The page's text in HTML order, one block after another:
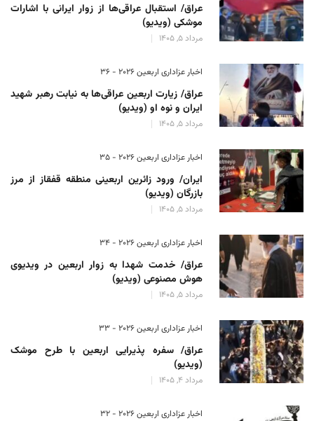
عراق/ استقبال عراقی‌ها از زوار ایرانی با اشارات
موشکی (ویدیو)
مرداد 5, 1405
اخبار عزاداری اربعین ۲۰۲۶ - 36
عراق/ زیارت اربعین عراقی‌ها به نیابت رهبر شهید
ایران و نوه او (ویدیو)
مرداد 5, 1405
اخبار عزاداری اربعین ۲۰۲۶ - 35
ایران/ ورود زائرین اربعینی منطقه قفقاز از مرز
بازرگان (ویدیو)
مرداد 5, 1405
اخبار عزاداری اربعین ۲۰۲۶ - 34
عراق/ خدمت شهدا به زوار اربعین در ویدیوی
هوش مصنوعی (ویدیو)
مرداد 5, 1405
اخبار عزاداری اربعین ۲۰۲۶ - 33
عراق/ سفره پذیرایی اربعین با طرح موشک
(ویدیو)
مرداد 4, 1405
اخبار عزاداری اربعین ۲۰۲۶ - 32